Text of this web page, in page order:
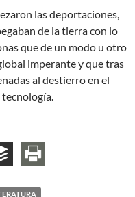
las deportaciones,
de la tierra con lo
que de un modo u otro
imperante y que tras
al destierro en el
tecnología.